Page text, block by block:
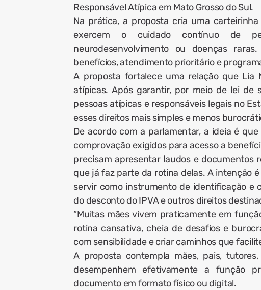
Responsável Atípica em Mato Grosso do Sul.
Na prática, a proposta cria uma
exercem o cuidado contínuo de
neurodesenvolvimento ou doenças
benefícios, atendimento prioritário e
A proposta fortalece uma relação que Lia
atípicas. Após garantir, por meio de lei de
pessoas atípicas e responsáveis legais no
esses direitos mais simples e menos
De acordo com a parlamentar, a ideia é
comprovação exigidos para acesso a
precisam apresentar laudos e documentos
que já faz parte da rotina delas. A intenção
servir como instrumento de identificação e
do desconto do IPVA e outros direitos
“Muitas mães vivem praticamente em
rotina cansativa, cheia de desafios e
com sensibilidade e criar caminhos que
A proposta contempla mães, pais,
desempenhem efetivamente a função
documento em formato físico ou digital.